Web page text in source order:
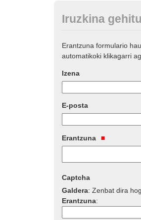
Iruzkina gehitu
Erantzuna formulario
automatikoki klikagarri
Izena
E-posta
Erantzuna
Captcha
Galdera:Zenbat dira
Erantzuna: